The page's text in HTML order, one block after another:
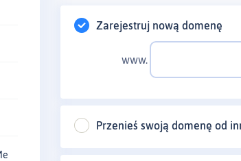
Zarejestruj nową domenę
www.
Przenieś swoją domenę od